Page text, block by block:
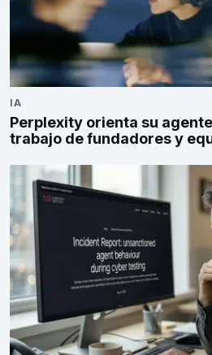
IA
Perplexity orienta su
trabajo de fundadores y